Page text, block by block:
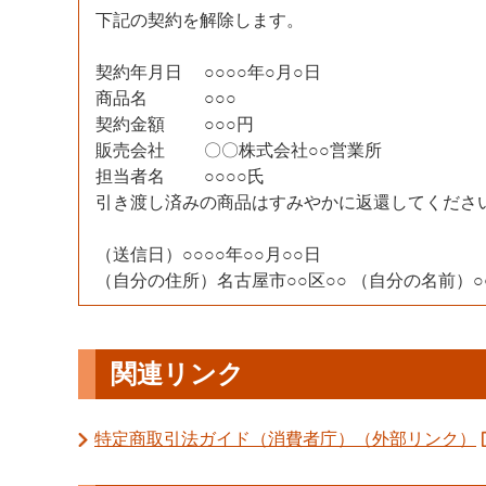
下記の契約を解除します。
契約年月日 ○○○○年○月○日
商品名 ○○○
契約金額 ○○○円
販売会社 〇〇株式会社○○営業所
担当者名 ○○○○氏
引き渡し済みの商品はすみやかに返還してくださ
（送信日）○○○○年○○月○○日
（自分の住所）名古屋市○○区○○ （自分の名前）
関連リンク
特定商取引法ガイド（消費者庁）（外部リンク）